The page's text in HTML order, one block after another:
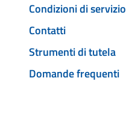
Condizioni di servizio
Contatti
Strumenti di tutela
Domande frequenti